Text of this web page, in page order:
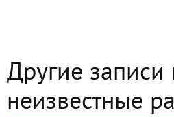
Другие записи
неизвестные